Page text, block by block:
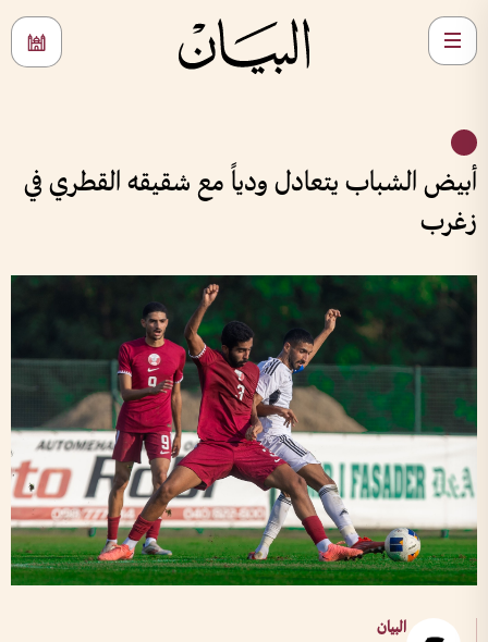
أبيض الشباب يتعادل ودياً مع شقيقه القطري في
زغرب
البيان